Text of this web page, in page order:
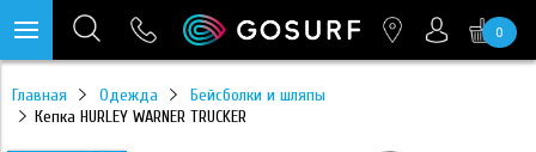
0
Главная Одежда
Бейсболки и шляпы
Кепка HURLEY WARNER TRUCKER
https://mc.yandex.ru/pixel/28467905289433451?rnd=%aw_random%